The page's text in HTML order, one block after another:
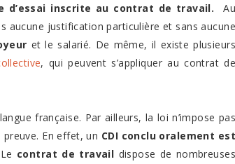
d’essai inscrite au contrat de travail. Au
justification particulière et sans aucune
et le salarié. De même, il existe plusieurs
, qui peuvent s’appliquer au contrat de
française. Par ailleurs, la loi n’impose pas
preuve. En effet, un CDI conclu oralement est
contrat de travail dispose de nombreuses